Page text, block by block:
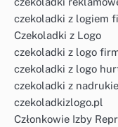
czekoladki z logiem
Czekoladki z Logo
czekoladki z logo
czekoladki z logo
czekoladki z
czekoladkizlogo.pl
Członkowie Izby